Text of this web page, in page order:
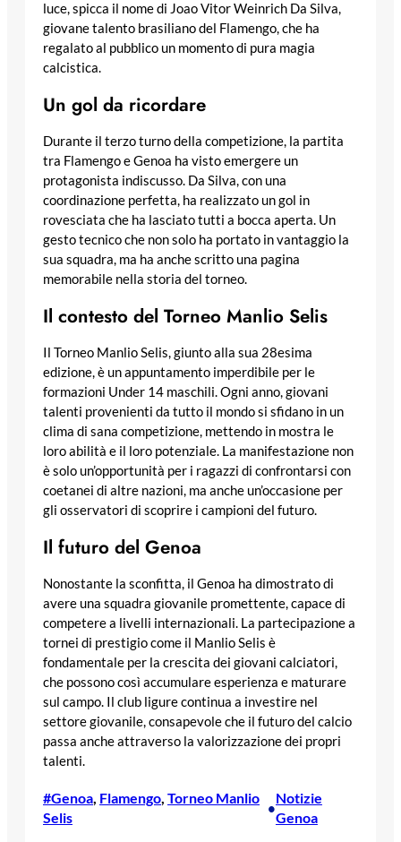
luce, spicca il nome di Joao Vitor Weinrich Da Silva,
giovane talento brasiliano del Flamengo, che ha
regalato al pubblico un momento di pura magia
calcistica.
Un gol da ricordare
Durante il terzo turno della competizione, la partita
tra Flamengo e Genoa ha visto emergere un
protagonista indiscusso. Da Silva, con una
coordinazione perfetta, ha realizzato un gol in
rovesciata che ha lasciato tutti a bocca aperta. Un
gesto tecnico che non solo ha portato in vantaggio la
sua squadra, ma ha anche scritto una pagina
memorabile nella storia del torneo.
Il contesto del Torneo Manlio Selis
Il Torneo Manlio Selis, giunto alla sua 28esima
edizione, è un appuntamento imperdibile per le
formazioni Under 14 maschili. Ogni anno, giovani
talenti provenienti da tutto il mondo si sfidano in un
clima di sana competizione, mettendo in mostra le
loro abilità e il loro potenziale. La manifestazione non
è solo un’opportunità per i ragazzi di confrontarsi con
coetanei di altre nazioni, ma anche un’occasione per
gli osservatori di scoprire i campioni del futuro.
Il futuro del Genoa
Nonostante la sconfitta, il Genoa ha dimostrato di
avere una squadra giovanile promettente, capace di
competere a livelli internazionali. La partecipazione a
tornei di prestigio come il Manlio Selis è
fondamentale per la crescita dei giovani calciatori,
che possono così accumulare esperienza e maturare
sul campo. Il club ligure continua a investire nel
settore giovanile, consapevole che il futuro del calcio
passa anche attraverso la valorizzazione dei propri
talenti.
#Genoa Flamengo Torneo Manlio
Selis
•
Notizie
Genoa